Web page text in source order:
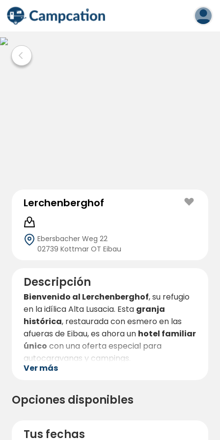
Lerchenberghof
Ebersbacher Weg 22
02739 Kottmar OT Eibau
Descripción
Bienvenido al Lerchenberghof, su refugio
en la idílica Alta Lusacia. Esta granja
histórica, restaurada con esmero en las
afueras de Eibau, es ahora un hotel familiar
único con una oferta especial para
autocaravanas y campings.
ideales para autocaravanas y caravanas. La
relajación. Los que busquen más comodidad
Ver más
Opciones disponibles
Tus fechas